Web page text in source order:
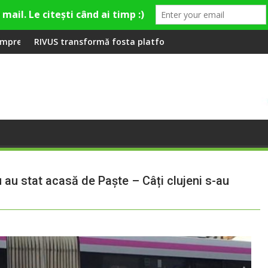
la Fashion Village
fosta platformă Carbochim într-un nou centru cultural și
stat acasă de Paște – Câți clujeni s-au